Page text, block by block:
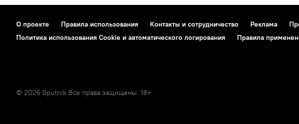
О проекте Правила использования Контакты и сотрудничество Реклама
Политика использования Cookie и автоматического логирования
Правила
© 2026 Sputnik Все права защищены. 18+